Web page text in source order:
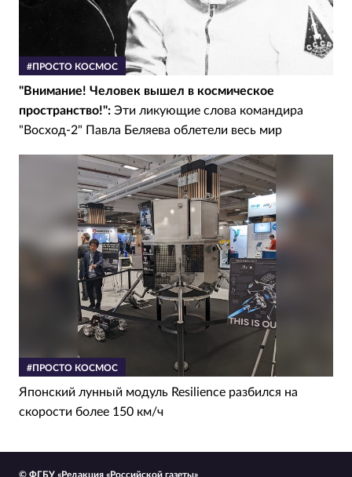
#ПРОСТО КОСМОС
"Внимание! Человек вышел в космическое
пространство!": Эти ликующие слова командира
"Восход-2" Павла Беляева облетели весь мир
#ПРОСТО КОСМОС
Японский лунный модуль Resilience разбился на
скорости более 150 км/ч
© ФГБУ «Редакция «Российской газеты»